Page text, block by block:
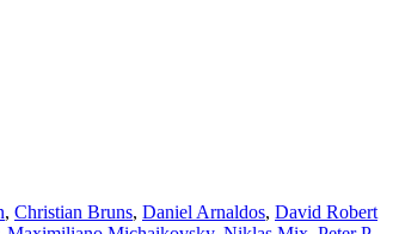
, Christian Bruns, Daniel Arnaldos, David Robert